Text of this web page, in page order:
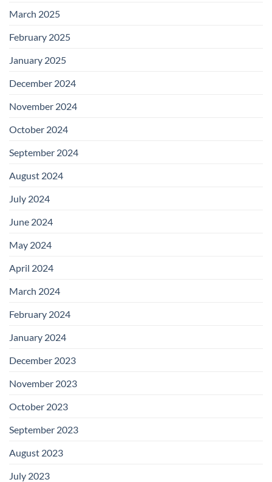
March 2025
February 2025
January 2025
December 2024
November 2024
October 2024
September 2024
August 2024
July 2024
June 2024
May 2024
April 2024
March 2024
February 2024
January 2024
December 2023
November 2023
October 2023
September 2023
August 2023
July 2023